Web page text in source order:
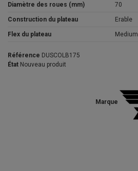
Diamètre des roues (mm) 70
Construction du plateau Erable
Flex du plateau Medium
Marque
Référence DUSCOLB175
État Nouveau produit